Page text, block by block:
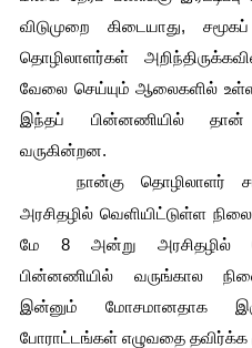
விடுமுறை கிடையாது,
தொழிலாளர்கள்
வேலை செய்யும் ஆலைகளில் உள்ளக
இந்தப் பின்னணியில் தான்
வருகின்றன.
நான்கு தொழிலாளர்
அரசிதழில் வெளியிட்டுள்ள
மே 8 அன்று அரசிதழில்
பின்னணியில் வருங்கால
இன்னும் மோசமானதாக
போராட்டங்கள் எழுவதை தவிர்க்க